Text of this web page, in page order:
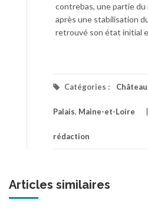
contrebas, une partie
après une stabilisation
retrouvé son état initial
Catégories :
Palais, Maine-et-Loire
rédaction
Articles similaires